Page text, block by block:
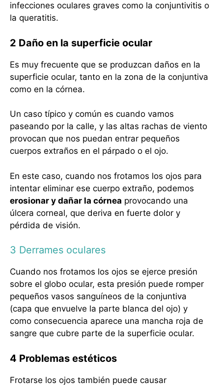
infecciones oculares graves como la conjuntivitis o
la queratitis.
2 Daño en la superficie ocular
Es muy frecuente que se produzcan daños en la
superficie ocular, tanto en la zona de la conjuntiva
como en la córnea.
Un caso típico y común es cuando vamos
paseando por la calle, y las altas rachas de viento
provocan que nos puedan entrar pequeños
cuerpos extraños en el párpado o el ojo.
En este caso, cuando nos frotamos los ojos para
intentar eliminar ese cuerpo extraño, podemos
erosionar y dañar la córnea provocando una
úlcera corneal, que deriva en fuerte dolor y
pérdida de visión.
3 Derrames oculares
Cuando nos frotamos los ojos se ejerce presión
sobre el globo ocular, esta presión puede romper
pequeños vasos sanguíneos de la conjuntiva
(capa que envuelve la parte blanca del ojo) y
como consecuencia aparece una mancha roja de
sangre que cubre parte de la superficie ocular.
4 Problemas estéticos
Frotarse los ojos también puede causar